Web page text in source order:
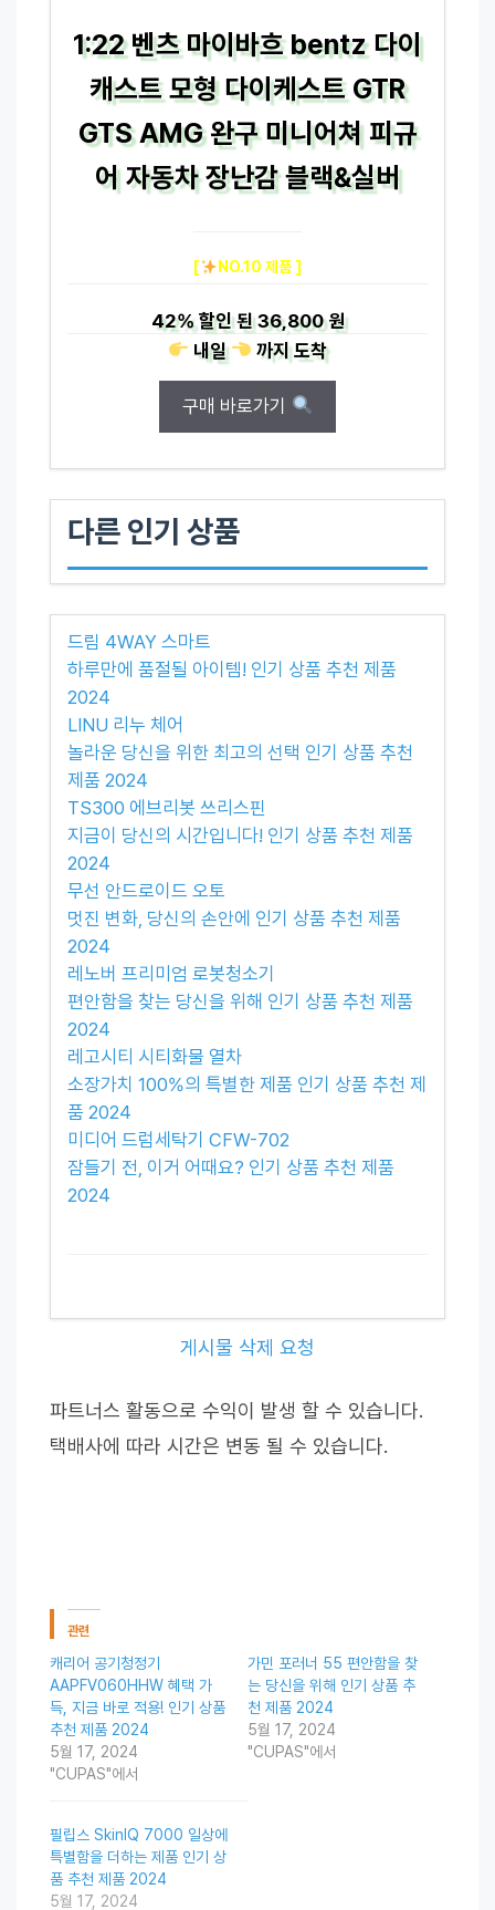
1:22 벤츠 마이바흐 bentz 다이
캐스트 모형 다이케스트 GTR
GTS AMG 완구 미니어쳐 피규
어 자동차 장난감 블랙&실버
[ NO.10 제품 ]
42%할인 된36,800 원
내일
까지도착
구매 바로가기
다른 인기 상품
드림 4WAY 스마트
하루만에 품절될 아이템! 인기 상품 추천 제품
2024
LINU 리누 체어
놀라운 당신을 위한 최고의 선택 인기 상품 추천
제품 2024
TS300 에브리봇 쓰리스핀
지금이 당신의 시간입니다! 인기 상품 추천 제품
2024
무선 안드로이드 오토
멋진 변화, 당신의 손안에 인기 상품 추천 제품
2024
레노버 프리미엄 로봇청소기
편안함을 찾는 당신을 위해 인기 상품 추천 제품
2024
레고시티 시티화물 열차
소장가치 100%의 특별한 제품 인기 상품 추천 제
품 2024
미디어 드럼세탁기 CFW-702
잠들기 전, 이거 어때요? 인기 상품 추천 제품
2024
게시물 삭제 요청
파트너스 활동으로 수익이 발생 할 수 있습니다.
택배사에 따라 시간은 변동 될 수 있습니다.
관련
캐리어 공기청정기
AAPFV060HHW 혜택 가
득, 지금 바로 적용! 인기 상품
추천 제품 2024
5월 17, 2024
"CUPAS"에서
가민 포러너 55 편안함을 찾
는 당신을 위해 인기 상품 추
천 제품 2024
5월 17, 2024
"CUPAS"에서
필립스 SkinIQ 7000 일상에
특별함을 더하는 제품 인기 상
품 추천 제품 2024
5월 17, 2024